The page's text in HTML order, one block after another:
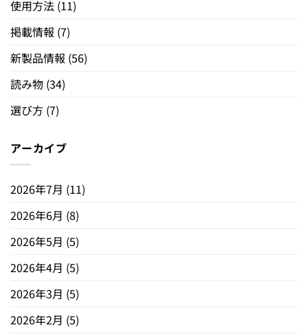
使用方法 (11)
掲載情報 (7)
新製品情報 (56)
読み物 (34)
選び方 (7)
アーカイブ
2026年7月 (11)
2026年6月 (8)
2026年5月 (5)
2026年4月 (5)
2026年3月 (5)
2026年2月 (5)